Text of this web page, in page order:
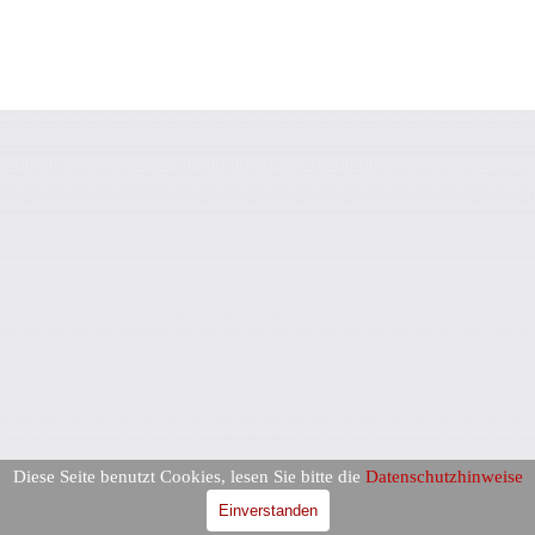
Diese Seite benutzt Cookies, lesen Sie bitte die Datenschutzhinweise
Einverstanden